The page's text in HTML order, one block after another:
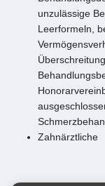
unzulässige
Leerformeln,
Zahnärztliche